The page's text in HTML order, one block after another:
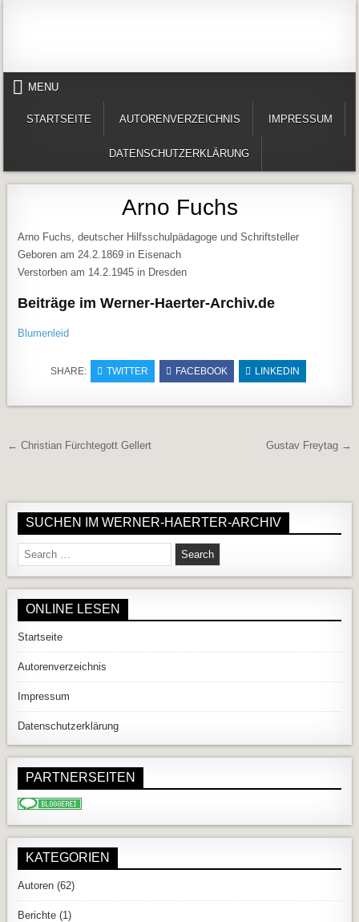
MENU
STARTSEITE AUTORENVERZEICHNIS IMPRESSUM
DATENSCHUTZERKLÄRUNG
Arno Fuchs
Arno Fuchs, deutscher Hilfsschulpädagoge und Schriftsteller
Geboren am 24.2.1869 in Eisenach
Verstorben am 14.2.1945 in Dresden
Beiträge im Werner-Haerter-Archiv.de
Blumenleid
SHARE: TWITTER FACEBOOK LINKEDIN
Beitragsnavigation Gustav Freytag →
← Christian Fürchtegott Gellert
SUCHEN IM WERNER-HAERTER-ARCHIV
Search for:
ONLINE LESEN
Startseite
Autorenverzeichnis
Impressum
Datenschutzerklärung
PARTNERSEITEN
KATEGORIEN
Autoren (62)
Berichte (1)